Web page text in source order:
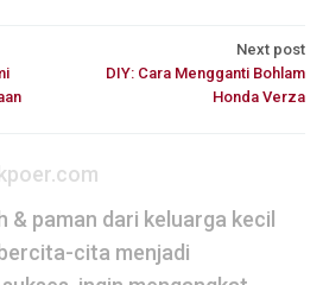
Next post
DIY: Cara Mengganti Bohlam
Honda Verza
& paman dari keluarga kecil
cita menjadi